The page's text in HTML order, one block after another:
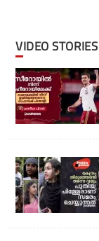
VIDEO STORIES